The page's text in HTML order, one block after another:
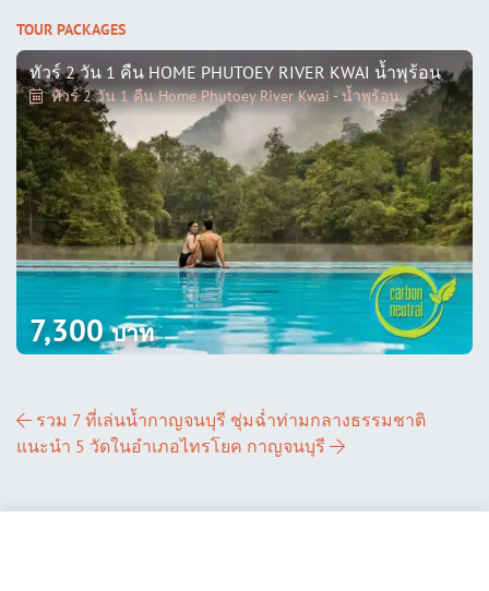
TOUR PACKAGES
ทัวร์ 2 วัน 1 คืน HOME PHUTOEY RIVER KWAI น้ำพุร้อน
ทัวร์ 2 วัน 1 คืน Home Phutoey River Kwai - น้ำพุร้อน
7,300บาท
ส่วนนำทางโพสต์
รวม 7 ที่เล่นน้ำกาญจนบุรี ชุ่มฉ่ำท่ามกลางธรรมชาติ
แนะนำ 5 วัดในอำเภอไทรโยค กาญจนบุรี